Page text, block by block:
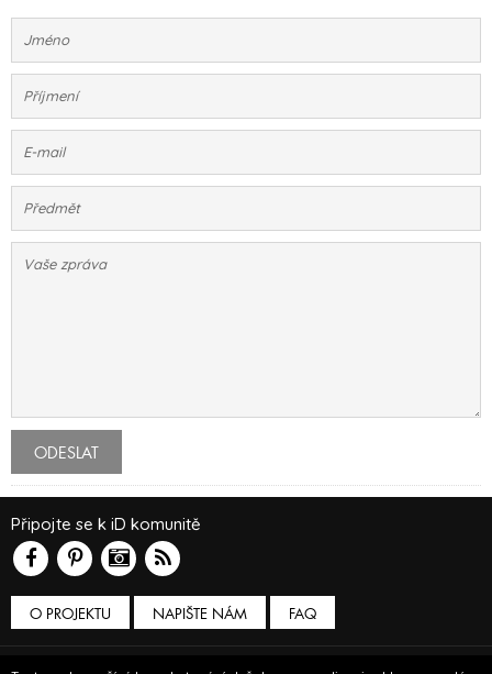
ODESLAT
O PROJEKTU NAPIŠTE NÁM
Připojte se k iD komunitě
FAQ
Podmínky používání